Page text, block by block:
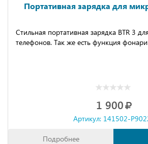
Портативная зарядка для
Стильная портативная зарядка BTR 3
телефонов. Так же есть функция
1 900
Артикул: 141502-
Подробнее